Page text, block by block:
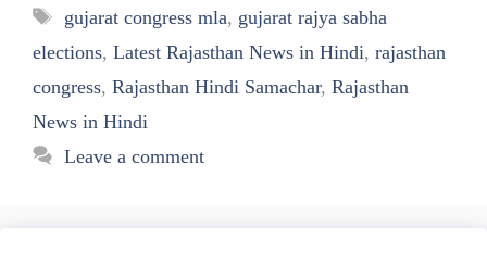
Tags
gujarat congress mla, gujarat rajya sabha
elections, Latest Rajasthan News in Hindi, rajasthan
congress, Rajasthan Hindi Samachar, Rajasthan
News in Hindi
Leave a comment